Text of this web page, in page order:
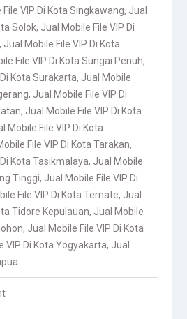
VIP Di Kota Singkawang, Jual
Solok, Jual Mobile File VIP Di
, Jual Mobile File VIP Di Kota
File VIP Di Kota Sungai Penuh,
Kota Surakarta, Jual Mobile
, Jual Mobile File VIP Di
, Jual Mobile File VIP Di Kota
Mobile File VIP Di Kota
File VIP Di Kota Tarakan,
Kota Tasikmalaya, Jual Mobile
Tinggi, Jual Mobile File VIP Di
File VIP Di Kota Ternate, Jual
Tidore Kepulauan, Jual Mobile
, Jual Mobile File VIP Di Kota
VIP Di Kota Yogyakarta, Jual